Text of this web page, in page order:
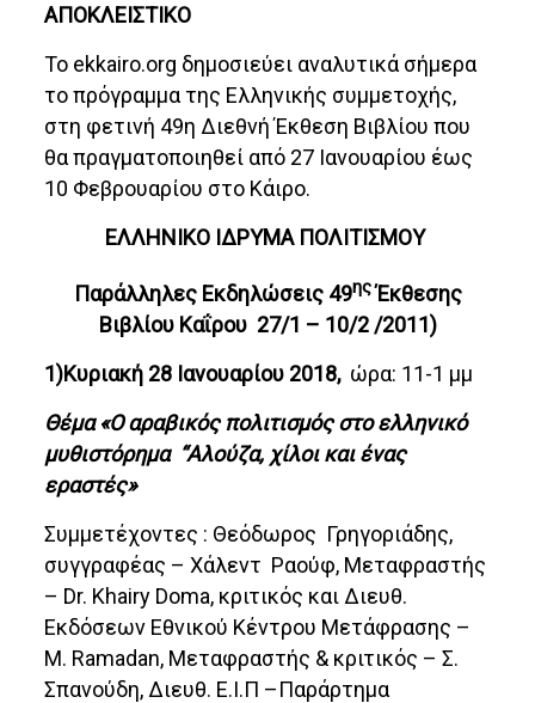
ΑΠΟΚΛΕΙΣΤΙΚΟ
Το ekkairo.org δημοσιεύει αναλυτικά σήμερα
το πρόγραμμα της Ελληνικής συμμετοχής,
στη φετινή 49η Διεθνή Έκθεση Βιβλίου που
θα πραγματοποιηθεί από 27 Ιανουαρίου έως
10 Φεβρουαρίου στο Κάιρο.
ΕΛΛΗΝΙΚΟ ΙΔΡΥΜΑ ΠΟΛΙΤΙΣΜΟΥ
Παράλληλες Εκδηλώσεις 49ηςΈκθεσης
Βιβλίου Καΐρου 27/1 – 10/2 /2011)
1)Κυριακή 28 Ιανουαρίου 2018, ώρα: 11-1 μμ
Θέμα «Ο αραβικός πολιτισμός στο ελληνικό
μυθιστόρημα “Αλούζα, χίλοι και ένας
εραστές»
Συμμετέχοντες : Θεόδωρος Γρηγοριάδης,
συγγραφέας – Χάλεντ Ραούφ, Μεταφραστής
– Dr. Khairy Doma, κριτικός και Διευθ.
Εκδόσεωv Εθνικού Κέντρου Μετάφρασης –
Μ. Ramadan, Μεταφραστής & κριτικός – Σ.
Σπανούδη, Διευθ. Ε.Ι.Π –Παράρτημα